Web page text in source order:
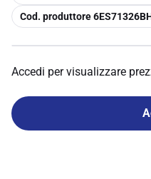
copia
Cod. produttore
Accedi per visualizzare